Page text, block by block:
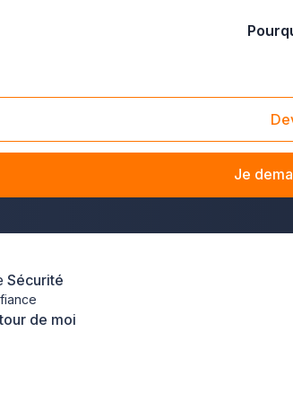
Je
adaptées à vos besoins à Haubourdin ?
besoin de protéger votre domicile,
de moi
Sécurité